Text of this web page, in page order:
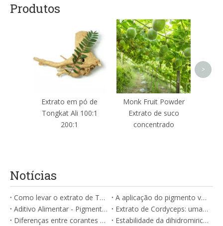
Produtos
Extrato em pó de
Tongkat Ali 100:1
200:1
Monk Fruit Powder
Extrato de suco
concentrado
>
Notícias
Como levar o extrato de Tongkat Ali: um guia abrangente
A aplicação do pigmento vermelho da Gardenia Natural na coloração de vinho
Aditivo Alimentar - Pigmento Vermelho Gardénia
Extrato de Cordyceps: uma nova fronteira em saúde oral
Diferenças entre corantes naturais e artificiais
Estabilidade da dihidromiricetina (DMY ou DHM) e fatores de influência